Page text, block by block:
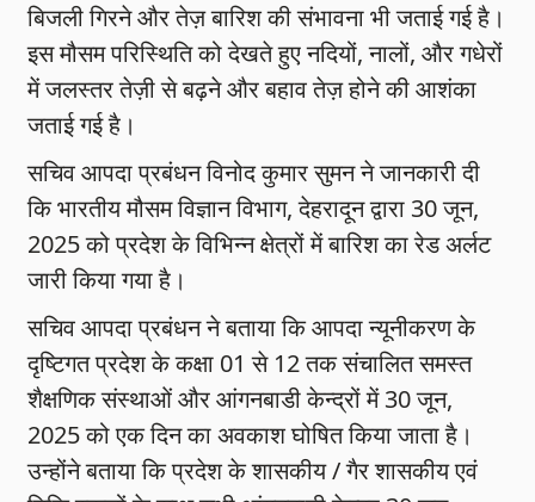
बिजली गिरने और तेज़ बारिश की संभावना भी जताई गई है।
इस मौसम परिस्थिति को देखते हुए नदियों, नालों, और गधेरों
में जलस्तर तेज़ी से बढ़ने और बहाव तेज़ होने की आशंका
जताई गई है।
सचिव आपदा प्रबंधन विनोद कुमार सुमन ने जानकारी दी
कि भारतीय मौसम विज्ञान विभाग, देहरादून द्वारा 30 जून,
2025 को प्रदेश के विभिन्न क्षेत्रों में बारिश का रेड अर्लट
जारी किया गया है।
सचिव आपदा प्रबंधन ने बताया कि आपदा न्यूनीकरण के
दृष्टिगत प्रदेश के कक्षा 01 से 12 तक संचालित समस्त
शैक्षणिक संस्थाओं और आंगनबाडी केन्द्रों में 30 जून,
2025 को एक दिन का अवकाश घोषित किया जाता है।
उन्होंने बताया कि प्रदेश के शासकीय / गैर शासकीय एवं